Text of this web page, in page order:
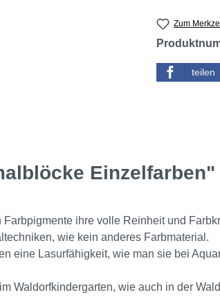
Zum
teilen
Einzelfarben"
ihre volle Reinheit und
wie kein anderes Farbmaterial.
eine Lasurfähigkeit, wie man sie bei
Waldorfkindergarten, wie auch in der